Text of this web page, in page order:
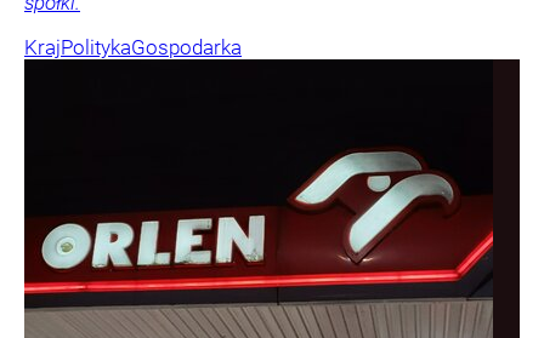
KrajPolitykaGospodarka